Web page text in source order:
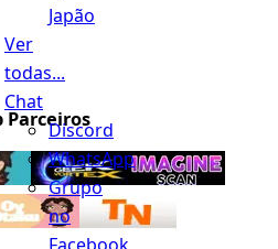
Japão
Ver
todas...
Chat
Discord
WhatsApp
Grupo
no
Parceiros